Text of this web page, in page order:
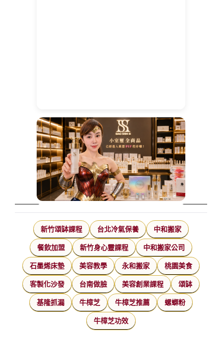
新竹頌缽課程 台北冷氣保養 中和搬家
餐飲加盟 新竹身心靈課程 中和搬家公司
石墨烯床墊 美容教學 永和搬家 桃園美食
客製化沙發 台南做臉 美容創業課程 頌缽
基隆抓漏 牛樟芝 牛樟芝推薦 螺螄粉
牛樟芝功效